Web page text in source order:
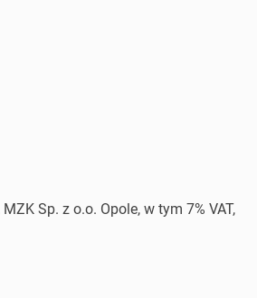
Sp. z o.o. Opole, w tym 7% VAT,